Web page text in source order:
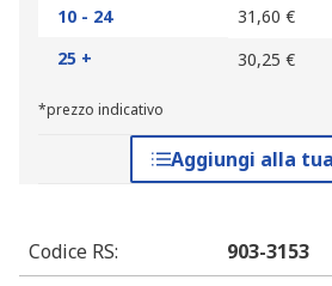
10 - 24
31,60 €
25 +
30,25 €
*prezzo indicativo
Aggiungi alla
Codice RS:
903-3153